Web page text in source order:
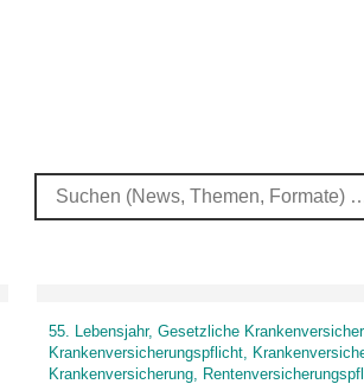
55. Lebensjahr, Gesetzliche
Krankenversicherungspflicht,
Krankenversicherung,